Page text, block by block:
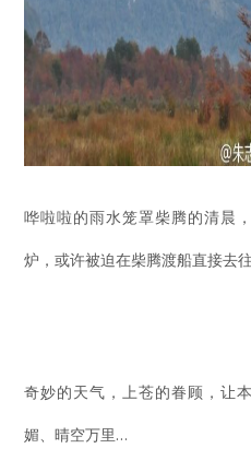
哗啦啦的雨水笼罩柴腾的清晨
炉，或许被迫在柴腾渡船直接去
奇妙的天气，上苍的眷顾，让
媚、晴空万里…